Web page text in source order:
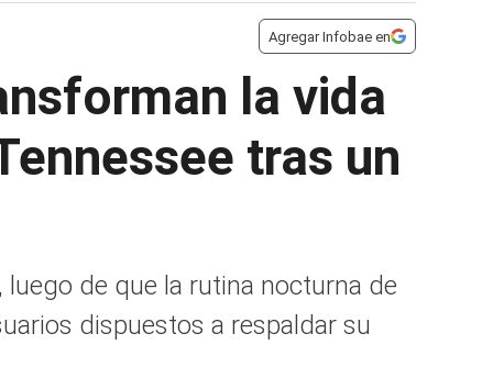
Agregar Infobae en
la vida
tras un
de que la rutina nocturna de
dispuestos a respaldar su